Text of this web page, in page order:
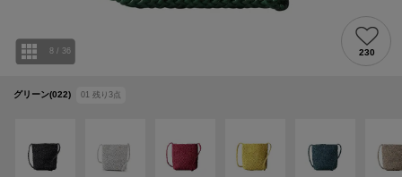
グリーン(022) 01 残り 3点
8 / 36 230